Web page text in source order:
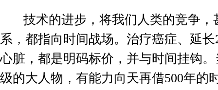
技术的进步，将我们人类的竞争，
系，都指向时间战场。治疗癌症、延长
心脏，都是明码标价，并与时间挂钩
级的大人物，有能力向天再借500年的